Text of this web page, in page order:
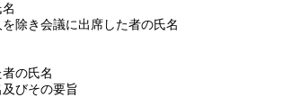
除き会議に出席した者の氏名
の氏名
びその要旨